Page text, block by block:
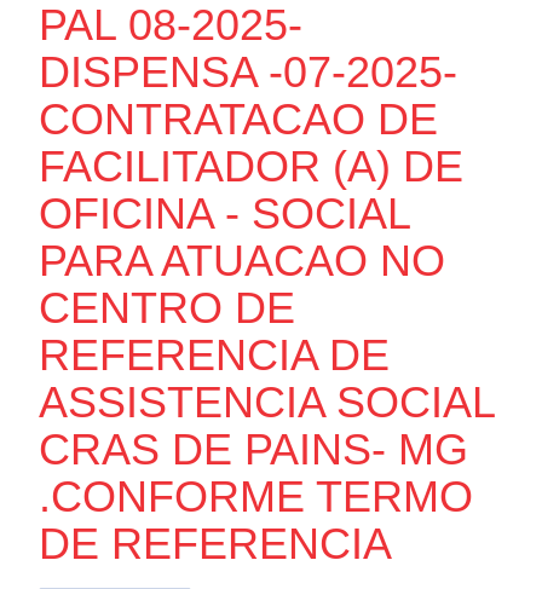
PAL 08-2025-
DISPENSA -07-2025-
CONTRATACAO DE
FACILITADOR (A) DE
OFICINA - SOCIAL
PARA ATUACAO NO
CENTRO DE
REFERENCIA DE
ASSISTENCIA SOCIAL
CRAS DE PAINS- MG
.CONFORME TERMO
DE REFERENCIA